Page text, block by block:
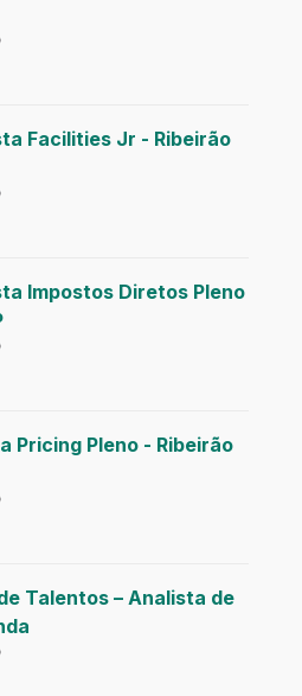
Facilities Jr - Ribeirão
Impostos Diretos Pleno
Pricing Pleno - Ribeirão
Talentos – Analista de